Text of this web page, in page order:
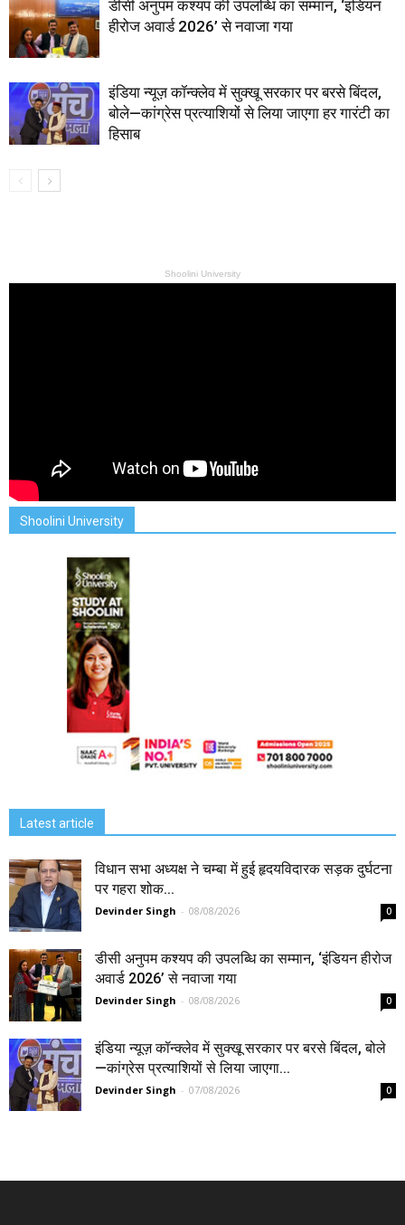
डीसी अनुपम कश्यप की उपलब्धि का सम्मान, ‘इंडियन
हीरोज अवार्ड 2026’ से नवाजा गया
इंडिया न्यूज़ कॉन्क्लेव में सुक्खू सरकार पर बरसे बिंदल,
बोले—कांग्रेस प्रत्याशियों से लिया जाएगा हर गारंटी का
हिसाब
Shoolini University
Shoolini University
Latest article
विधान सभा अध्यक्ष ने चम्बा में हुई हृदयविदारक सड़क दुर्घटना
पर गहरा शोक...
Devinder Singh - 08/08/2026 0
डीसी अनुपम कश्यप की उपलब्धि का सम्मान, ‘इंडियन हीरोज
अवार्ड 2026’ से नवाजा गया
Devinder Singh - 08/08/2026 0
इंडिया न्यूज़ कॉन्क्लेव में सुक्खू सरकार पर बरसे बिंदल, बोले
—कांग्रेस प्रत्याशियों से लिया जाएगा...
Devinder Singh - 07/08/2026 0